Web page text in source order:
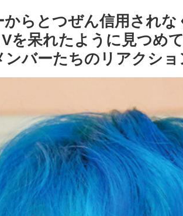
らとつぜん信用されな
を呆れたように見つめ
ンバーたちのリアクシ